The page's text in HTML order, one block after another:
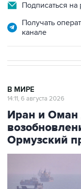
Подписаться на
Получать
канале
В МИРЕ
14:11, 6 августа 2026
Иран и Оман
Ормузский